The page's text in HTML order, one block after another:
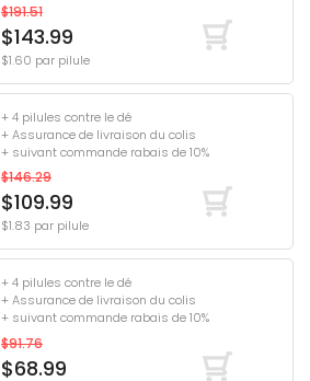
$191.51
$143.99
$1.60 par pilule
+ 4 pilules contre le dé
+ Assurance de livraison du colis
+ suivant commande rabais de 10%
$146.29
$109.99
$1.83 par pilule
+ 4 pilules contre le dé
+ Assurance de livraison du colis
+ suivant commande rabais de 10%
$91.76
$68.99